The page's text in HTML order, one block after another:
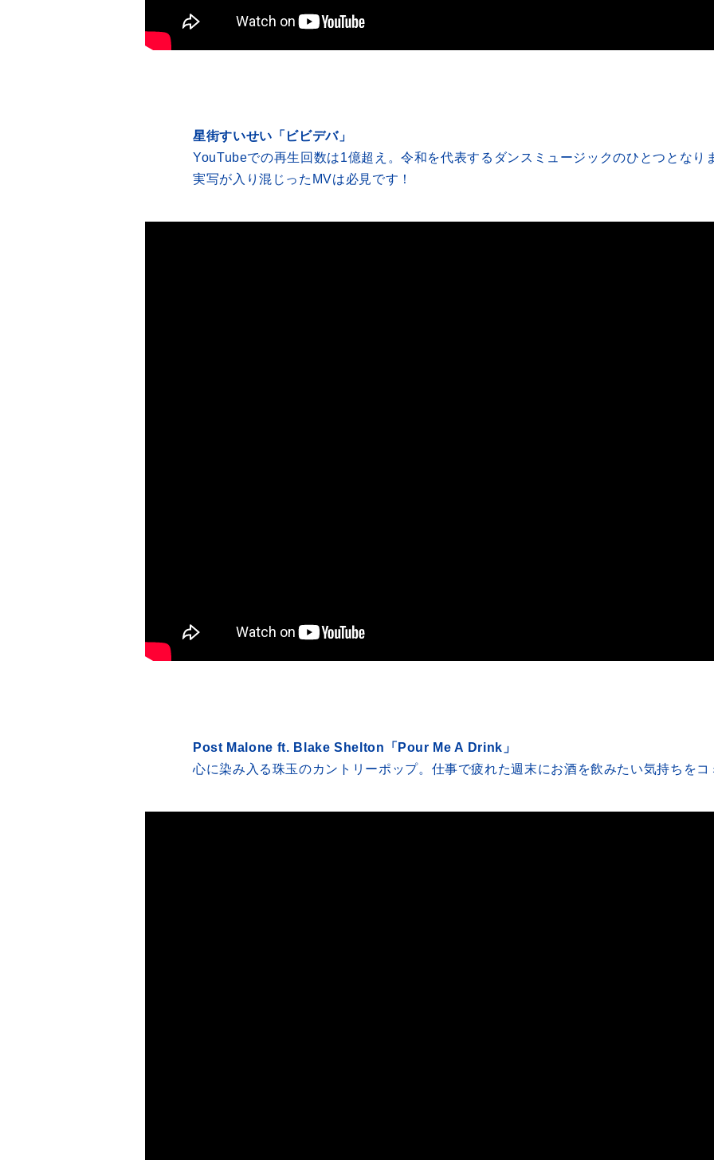
星街すいせい「ビビデバ」
YouTubeでの再生回数は1億超え。令和を代表するダンスミュージックのひとつとなり
実写が入り混じったMVは必見です！
Post Malone ft. Blake Shelton「Pour Me A Drink」
心に染み入る珠玉のカントリーポップ。仕事で疲れた週末にお酒を飲みたい気持ちをコ